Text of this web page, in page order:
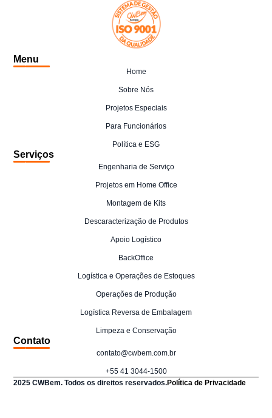
Menu
Home
Sobre Nós
Projetos Especiais
Para Funcionários
Política e ESG
Serviços
Engenharia de Serviço
Projetos em Home Office
Montagem de Kits
Descaracterização de Produtos
Apoio Logístico
BackOffice
Logística e Operações de Estoques
Operações de Produção
Logística Reversa de Embalagem
Limpeza e Conservação
Contato
contato@cwbem.com.br
+55 41 3044-1500
2025 CWBem. Todos os direitos reservados.Política de Privacidade